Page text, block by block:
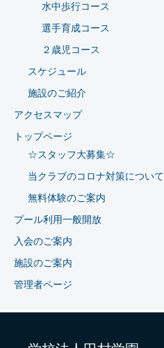
水中歩行コース
選手育成コース
２歳児コース
スケジュール
施設のご紹介
アクセスマップ
トップページ
☆スタッフ大募集☆
当クラブのコロナ対策について
無料体験のご案内
プール利用一般開放
入会のご案内
施設のご案内
管理者ページ